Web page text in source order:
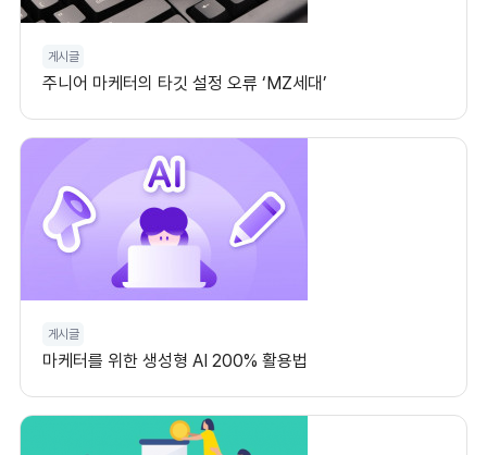
게시글
주니어 마케터의 타깃 설정 오류 ‘MZ세대’
게시글
마케터를 위한 생성형 AI 200% 활용법